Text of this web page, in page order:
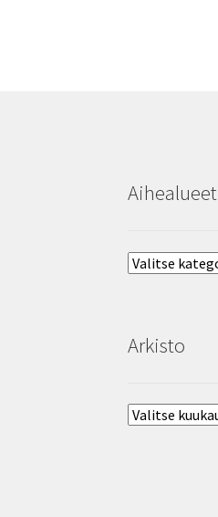
Aihealueet
Aihealueet
Arkisto
Arkisto